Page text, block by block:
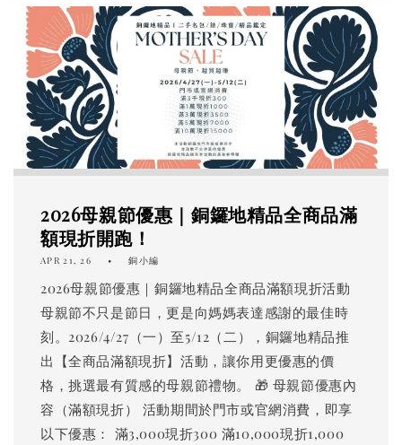
2026母親節優惠｜銅鑼地精品全商品滿
額現折開跑！
APR 21, 26 銅小編
2026母親節優惠｜銅鑼地精品全商品滿額現折活動
母親節不只是節日，更是向媽媽表達感謝的最佳時
刻。2026/4/27（一）至5/12（二），銅鑼地精品推
出【全商品滿額現折】活動，讓你用更優惠的價
格，挑選最有質感的母親節禮物。 🎁 母親節優惠內
容（滿額現折） 活動期間於門市或官網消費，即享
以下優惠： 滿3,000現折300 滿10,000現折1,000